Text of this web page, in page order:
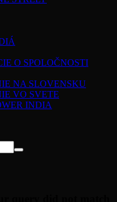
O SPOLOČNOSTI
NA SLOVENSKU
VO SVETE
INDIA